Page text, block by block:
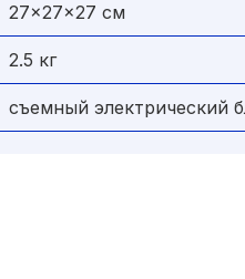
27x27x27 см
2.5 кг
съемный электрический